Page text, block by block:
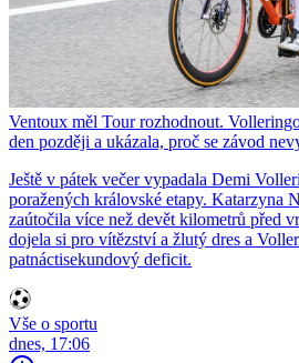
Ventoux měl Tour rozhodnout.
den později a ukázala, proč se závod
Ještě v pátek večer vypadala Demi
poražených královské etapy. Katarzyna
zaútočila více než devět kilometrů před
dojela si pro vítězství a žlutý dres a
patnáctisekundový deficit.
Vše o sportu
dnes, 17:06